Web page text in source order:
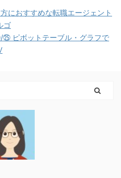
におすすめな転職エージェント
ゴ
ピボットテーブル・グラフで